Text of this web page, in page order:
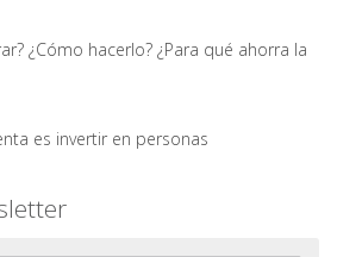
¿Cómo hacerlo? ¿Para qué ahorra la
es invertir en personas